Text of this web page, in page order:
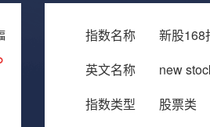
指数名称
新股168
英文名称
new
指数类型
股票类